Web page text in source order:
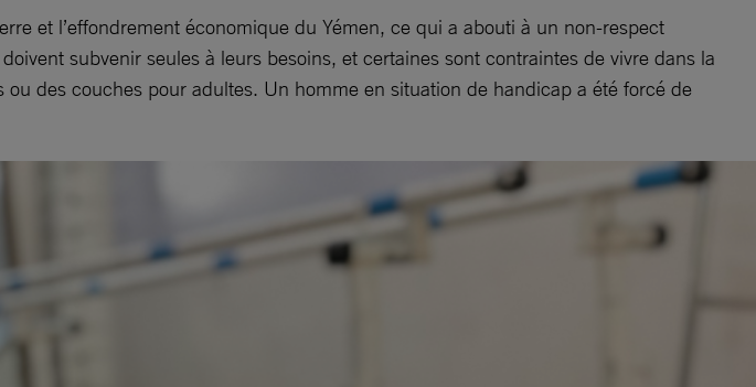
et l’effondrement économique du Yémen, ce qui a abouti à un non-respect
subvenir seules à leurs besoins, et certaines sont contraintes de vivre dans la
des couches pour adultes. Un homme en situation de handicap a été forcé de